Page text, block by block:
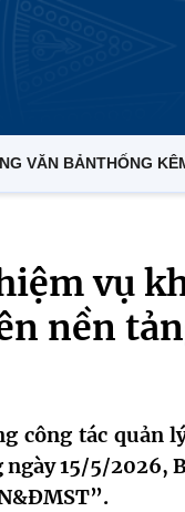
VĂN BẢNTHỐNG KÊ
vụ
nền
công tác quản
15/5/2026,